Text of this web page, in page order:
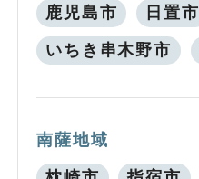
鹿児島市 日置市
いちき串木野市
南薩地域